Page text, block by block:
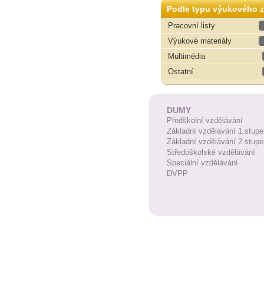
Podle typu výukového
Pracovní listy
Výukové materiály
Multimédia
Ostatní
DUMY
Předškolní vzdělávání
Základní vzdělávání
Základní vzdělávání
Středoškolské vzdělávání
Speciální vzdělávání
DVPP